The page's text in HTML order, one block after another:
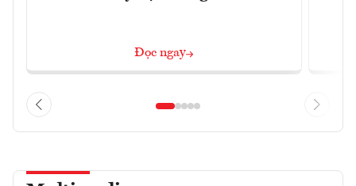
Đọc ngay